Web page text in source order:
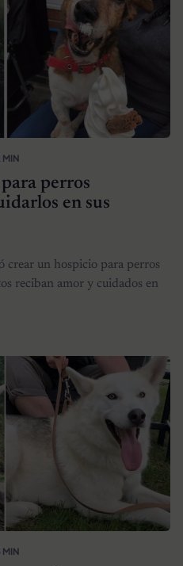
MIN
perros
en sus
crear un hospicio para perros
reciban amor y cuidados en
MIN